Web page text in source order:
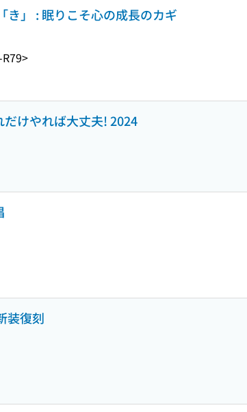
」 : 眠りこそ心の成長のカギ
けやれば大丈夫! 2024
装復刻